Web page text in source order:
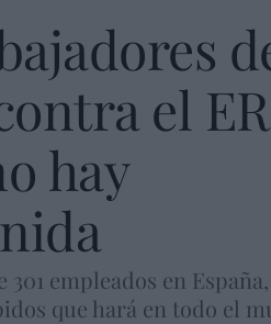
el
hay
empleados en
que hará en todo el